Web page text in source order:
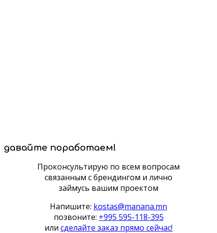
давайте поработаем!
Проконсультирую по всем вопросам
связанным с брендингом и лично
займусь вашим проектом
Напишите: kostas@manana.mn
позвоните: +995 595-118-395
или сделайте заказ прямо сейчас!